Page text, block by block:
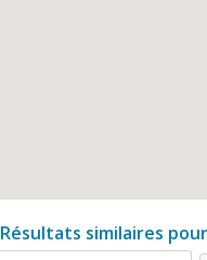
Résultats similaires